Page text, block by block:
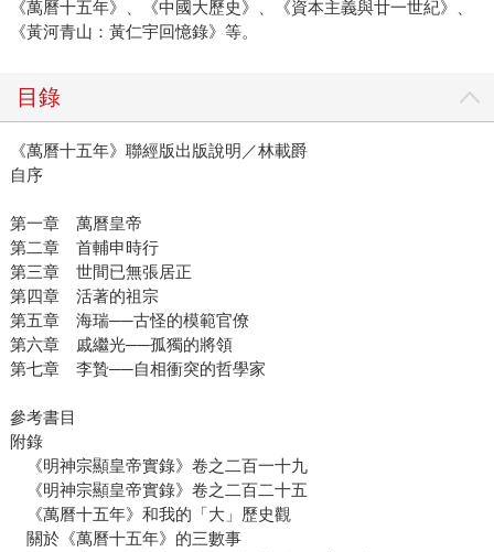
《萬曆十五年》、《中國大歷史》、《資本主義與廿一世紀》、
《黃河青山：黃仁宇回憶錄》等。
目錄
《萬曆十五年》聯經版出版說明／林載爵
自序
第一章 萬曆皇帝
第二章 首輔申時行
第三章 世間已無張居正
第四章 活著的祖宗
第五章 海瑞──古怪的模範官僚
第六章 戚繼光──孤獨的將領
第七章 李贄──自相衝突的哲學家
參考書目
附錄
《明神宗顯皇帝實錄》卷之二百一十九
《明神宗顯皇帝實錄》卷之二百二十五
《萬曆十五年》和我的「大」歷史觀
關於《萬曆十五年》的三數事